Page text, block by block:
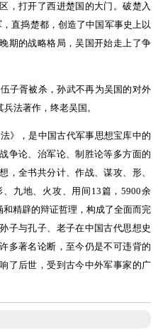
，打开了西进楚国的大门。破楚入
，直捣楚都，创造了中国军事史上以
期的战略格局，吴国开始走上了争
子胥被杀，孙武不再为吴国的对外
法著作，终老吴国。
》，是中国古代军事思想宝库中的
争论、治军论、制胜论等多方面的
，全书共分计、作战、谋攻、形、
九地、火攻、用间 13篇，5900余
精辟的辩证哲理，构成了全面而完
子与孔子、老子在中国古代思想史
多著名论断，至今仍是不可违背的
了后世，受到古今中外军事家的广